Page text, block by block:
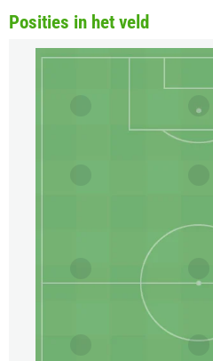
Posities in het veld